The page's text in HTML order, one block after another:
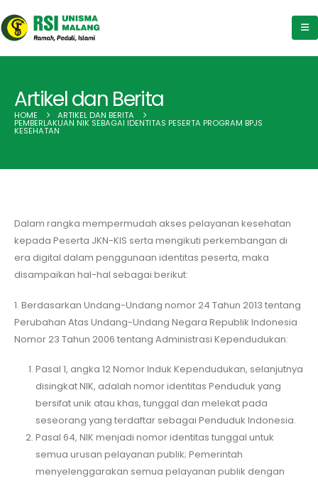
Artikel dan Berita
HOME ARTIKEL DAN BERITA
PEMBERLAKUAN NIK SEBAGAI IDENTITAS PESERTA PROGRAM BPJS
KESEHATAN
Dalam rangka mempermudah akses pelayanan kesehatan
kepada Peserta JKN-KIS serta mengikuti perkembangan di
era digital dalam penggunaan identitas peserta, maka
disampaikan hal-hal sebagai berikut:
1. Berdasarkan Undang-Undang nomor 24 Tahun 2013 tentang
Perubahan Atas Undang-Undang Negara Republik Indonesia
Nomor 23 Tahun 2006 tentang Administrasi Kependudukan:
Pasal 1, angka 12 Nomor Induk Kependudukan, selanjutnya
disingkat NIK, adalah nomor identitas Penduduk yang
bersifat unik atau khas, tunggal dan melekat pada
seseorang yang terdaftar sebagai Penduduk Indonesia.
Pasal 64, NIK menjadi nomor identitas tunggal untuk
semua urusan pelayanan publik; Pemerintah
menyelenggarakan semua pelayanan publik dengan